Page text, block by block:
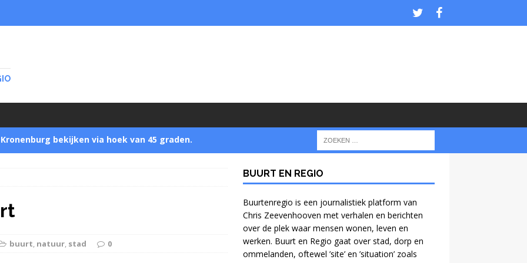
Kronenburg bekijken via hoek van 45 graden.
bomen verzamelen in Park Zijpendaal met
buurt, natuur, stad 0
BUURT EN REGIO
Buurtenregio is een journalistiek platform van
Chris Zeevenhooven met verhalen en berichten
over de plek waar mensen wonen, leven en
werken. Buurt en Regio gaat over stad, dorp en
ommelanden, oftewel ’site’ en ’situation’ zoals